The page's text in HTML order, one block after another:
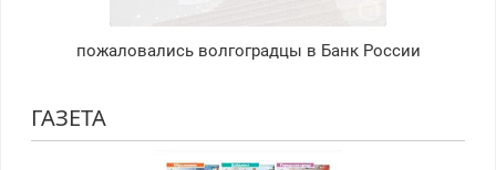
пожаловались волгоградцы в Банк России
ГАЗЕТА